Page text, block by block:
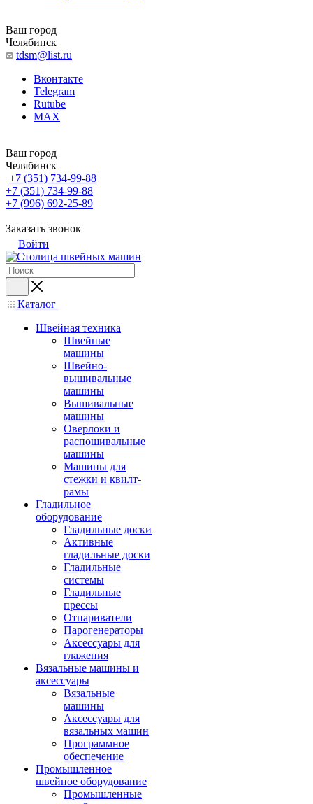
Ваш город
Челябинск
tdsm@list.ru
Вконтакте
Telegram
Rutube
MAX
Ваш город
Челябинск
+7 (351) 734-99-88
+7 (351) 734-99-88
+7 (996) 692-25-89
Заказать звонок
Войти
Каталог
Швейная техника
Швейные
машины
Швейно-
вышивальные
машины
Вышивальные
машины
Оверлоки и
распошивальные
машины
Машины для
стежки и квилт-
рамы
Гладильное
оборудование
Гладильные доски
Активные
гладильные доски
Гладильные
системы
Гладильные
прессы
Отпариватели
Парогенераторы
Аксессуары для
глажения
Вязальные машины и
аксессуары
Вязальные
машины
Аксессуары для
вязальных машин
Программное
обеспечение
Промышленное
швейное оборудование
Промышленные